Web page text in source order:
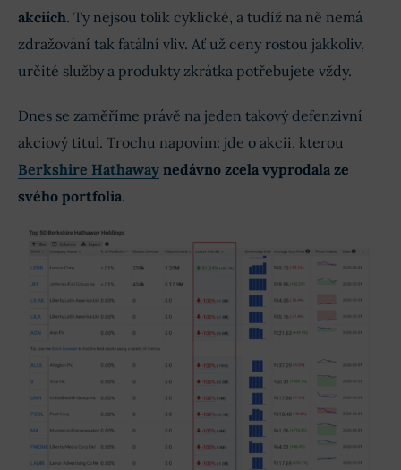
akciích. Ty nejsou tolik cyklické, a tudíž na ně nemá
zdražování tak fatální vliv. Ať už ceny rostou jakkoliv,
určité služby a produkty zkrátka potřebujete vždy.
Dnes se zaměříme právě na jeden takový defenzivní
akciový titul. Trochu napovím: jde o akcii, kterou
Berkshire Hathaway nedávno zcela vyprodala ze
svého portfolia.